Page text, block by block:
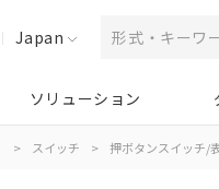
Japan
ソリューション
> スイッチ > 押ボタンスイッチ/